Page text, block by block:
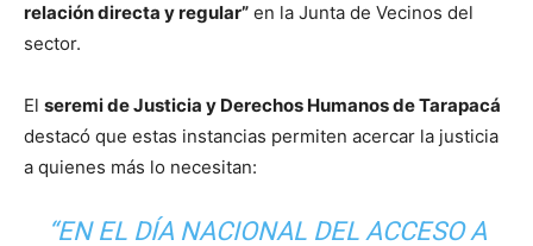
relación directa y regular” en la Junta de Vecinos del
sector.
El seremi de Justicia y Derechos Humanos de Tarapacá
destacó que estas instancias permiten acercar la justicia
a quienes más lo necesitan:
“EN EL DÍA NACIONAL DEL ACCESO A